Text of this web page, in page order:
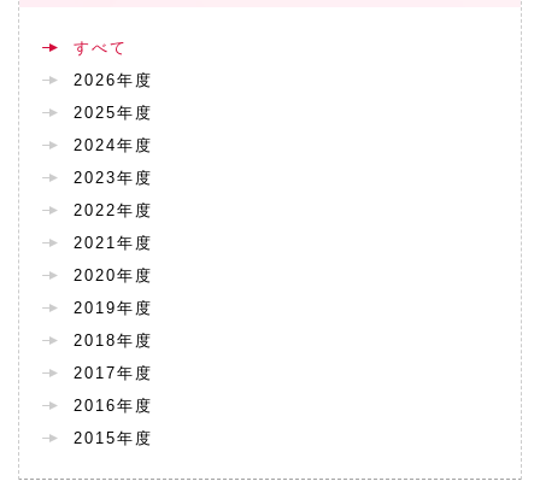
お問い合わせ
BCCS
すべて
2026年度
2025年度
2024年度
2023年度
2022年度
2021年度
2020年度
2019年度
2018年度
2017年度
2016年度
2015年度